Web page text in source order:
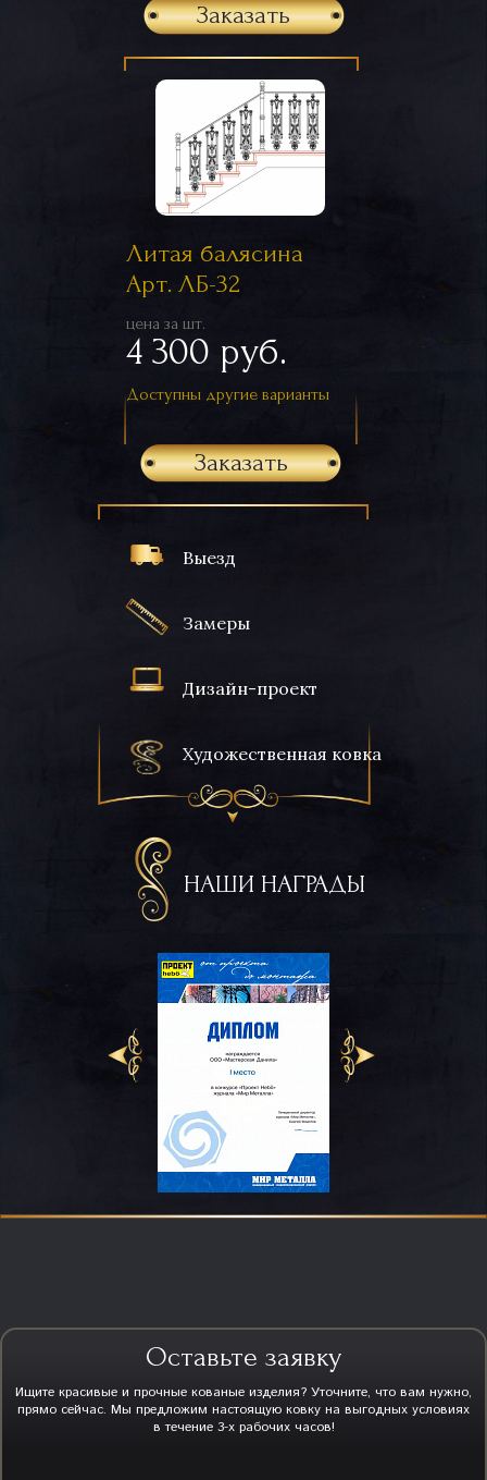
Выезд
Замеры
Дизайн-проект
Художественная ковка
НАШИ НАГРАДЫ
Заказать
Литая балясина
Арт. ЛБ-32
цена за шт.
4 300 руб.
Доступны другие варианты
Заказать
Оставьте заявку
Ищите красивые и прочные кованые изделия? Уточните, что вам нужно,
прямо сейчас. Мы предложим настоящую ковку на выгодных условиях
в течение 3-х рабочих часов!